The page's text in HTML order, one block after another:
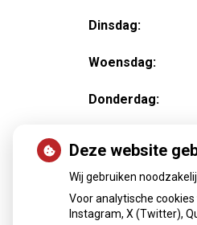
Dinsdag:
Woensdag:
Donderdag:
Deze website
Wij gebruiken
Voor analytische
Instagram, X (Twitter),